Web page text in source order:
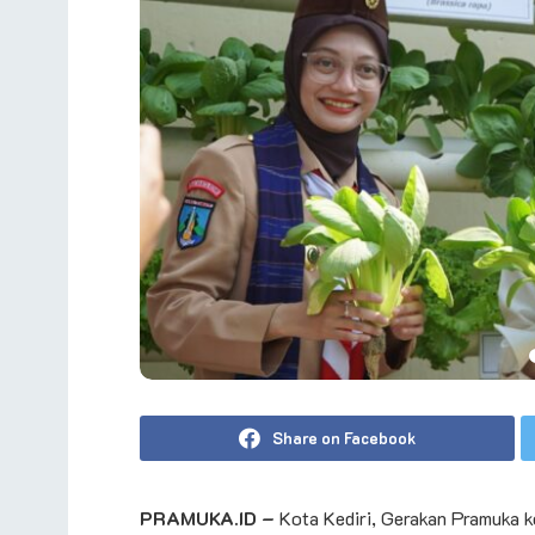
Share on Facebook
PRAMUKA.ID – Kota Kediri, Gerakan Pramuka